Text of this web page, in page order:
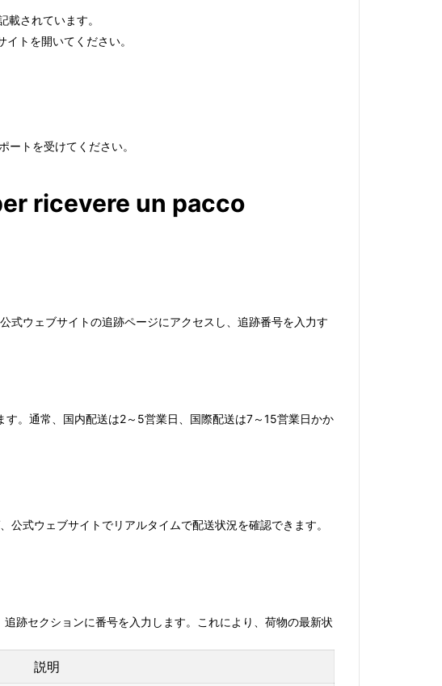
されています。
トを開いてください。
トを受けてください。
ricevere un pacco
ウェブサイトの追跡ページにアクセスし、追跡番号を入力す
。通常、国内配送は2～5営業日、国際配送は7～15営業日かか
式ウェブサイトでリアルタイムで配送状況を確認できます。
跡セクションに番号を入力します。これにより、荷物の最新状
説明